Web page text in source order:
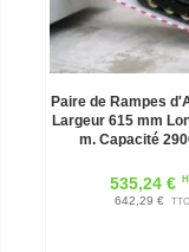
Paire de Rampes
Largeur 615 mm
m. Capacité
535,24 €
642,29 € TTC